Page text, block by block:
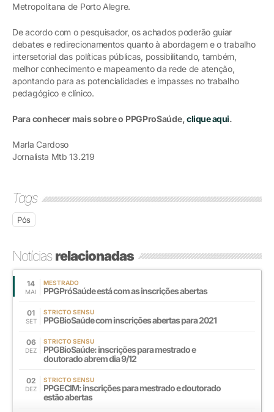
Metropolitana de Porto Alegre.
De acordo com o pesquisador, os achados poderão guiar
debates e redirecionamentos quanto à abordagem e o trabalho
intersetorial das políticas públicas, possibilitando, também,
melhor conhecimento e mapeamento da rede de atenção,
apontando para as potencialidades e impasses no trabalho
pedagógico e clínico.
Para conhecer mais sobre o PPGProSaúde, clique aqui.
Marla Cardoso
Jornalista Mtb 13.219
Tags
Pós
Notíciasrelacionadas
14
MAI
MESTRADO
PPGPróSaúde está com as inscrições abertas
01
SET
STRICTO SENSU
PPGBioSaúde com inscrições abertas para 2021
06
DEZ
STRICTO SENSU
PPGBioSaúde: inscrições para mestrado e
doutorado abrem dia 9/12
02
DEZ
STRICTO SENSU
PPGECIM: inscrições para mestrado e doutorado
estão abertas